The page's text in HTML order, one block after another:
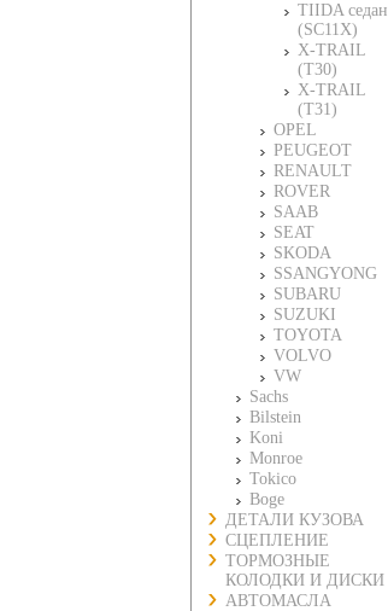
TIIDA седан
(SC11X)
X-TRAIL
(T30)
X-TRAIL
(T31)
OPEL
PEUGEOT
RENAULT
ROVER
SAAB
SEAT
SKODA
SSANGYONG
SUBARU
SUZUKI
TOYOTA
VOLVO
VW
Sachs
Bilstein
Koni
Monroe
Tokico
Boge
ДЕТАЛИ КУЗОВА
СЦЕПЛЕНИЕ
ТОРМОЗНЫЕ
КОЛОДКИ И ДИСКИ
АВТОМАСЛА